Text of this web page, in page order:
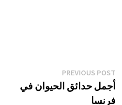
تصفّح
المقالات
PREVIOUS POST
Previous
post:
أجمل حدائق الحيوان في
فرنسا